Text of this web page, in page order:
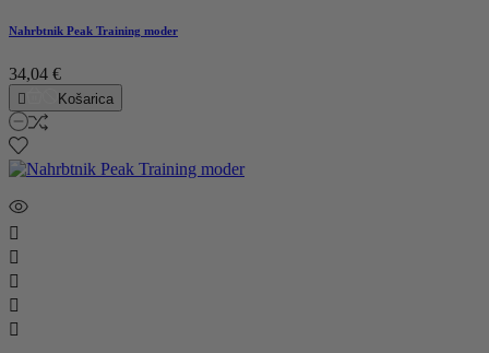
Nahrbtnik Peak Training moder
34,04 €
 Košarica




